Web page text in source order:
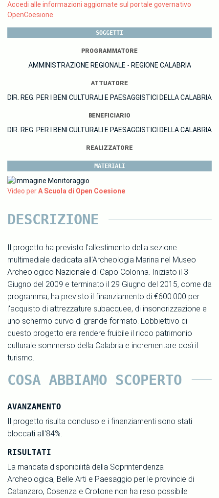
Accedi alle informazioni aggiornate sul portale governativo
OpenCoesione
SOGGETTI
PROGRAMMATORE
AMMINISTRAZIONE REGIONALE - REGIONE CALABRIA
ATTUATORE
DIR. REG. PER I BENI CULTURALI E PAESAGGISTICI DELLA CALABRIA
BENEFICIARIO
DIR. REG. PER I BENI CULTURALI E PAESAGGISTICI DELLA CALABRIA
REALIZZATORE
MATERIALI
Video perA Scuola di Open Coesione
DESCRIZIONE
Il progetto ha previsto l'allestimento della sezione
multimediale dedicata all'Archeologia Marina nel Museo
Archeologico Nazionale di Capo Colonna. Iniziato il 3
Giugno del 2009 e terminato il 29 Giugno del 2015, come da
programma, ha previsto il finanziamento di €600.000 per
l'acquisto di attrezzature subacquee, di insonorizzazione e
uno schermo curvo di grande formato. L'obbiettivo di
questo progetto era rendere fruibile il ricco patrimonio
culturale sommerso della Calabria e incrementare così il
turismo.
COSA ABBIAMO SCOPERTO
AVANZAMENTO
Il progetto risulta concluso e i finanziamenti sono stati
bloccati all'84%.
RISULTATI
La mancata disponibilità della Soprintendenza
Archeologica, Belle Arti e Paesaggio per le provincie di
Catanzaro, Cosenza e Crotone non ha reso possibile